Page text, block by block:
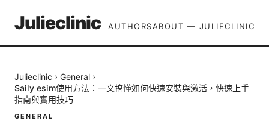
Julieclinic AUTHORSABOUT — JULIECLINIC
Julieclinic › General ›
Saily esim使用方法：一文搞懂如何快速安裝與激活，快速上手
指南與實用技巧
GENERAL